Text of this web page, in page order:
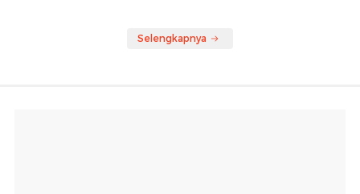
Selengkapnya